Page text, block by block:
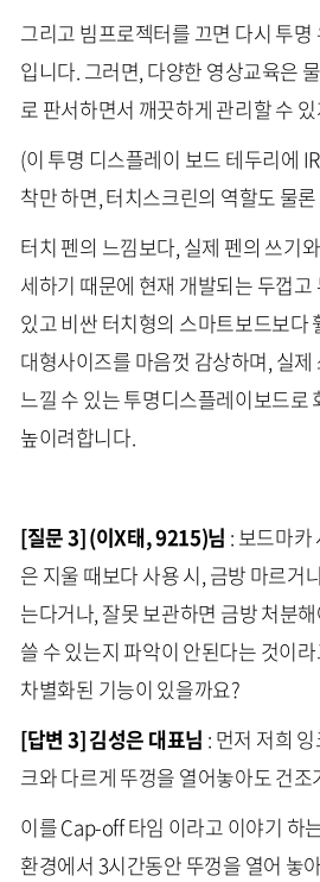
그리고 빔프로젝터를 끄면 다시 투
입니다. 그러면, 다양한 영상교육은
로 판서하면서 깨끗하게 관리할 수
(이 투명 디스플레이 보드 테두리에
착만 하면, 터치스크린의 역할도 물
터치 펜의 느낌보다, 실제 펜의 쓰기
세하기 때문에 현재 개발되는 두껍
있고 비싼 터치형의 스마트보드보다
대형사이즈를 마음껏 감상하며, 실
느낄 수 있는 투명디스플레이보드로
높이려합니다.
[질문 3] (이X태, 9215)님 : 보드마카
은 지울 때보다 사용 시, 금방 마르거
는다거나, 잘못 보관하면 금방 처분
쓸 수 있는지 파악이 안된다는 것이
차별화된 기능이 있을까요?
[답변 3] 김성은 대표님 : 먼저 저희
크와 다르게 뚜껑을 열어놓아도 건
이를 Cap-off 타임 이라고 이야기 하
환경에서 3시간동안 뚜껑을 열어 놓